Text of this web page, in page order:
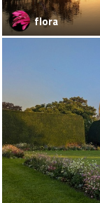
flora